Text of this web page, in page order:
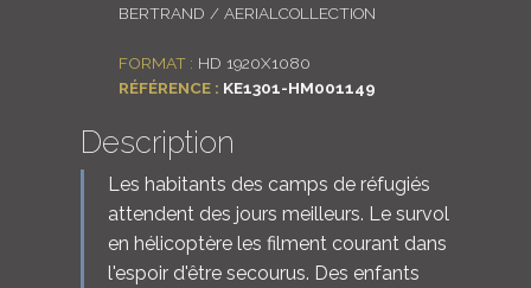
BERTRAND / AERIALCOLLECTION
FORMAT : HD 1920X1080
RÉFÉRENCE : KE1301-HM001149
Description
Les habitants des camps de réfugiés
attendent des jours meilleurs. Le survol
en hélicoptère les filment courant dans
l'espoir d'être secourus. Des enfants